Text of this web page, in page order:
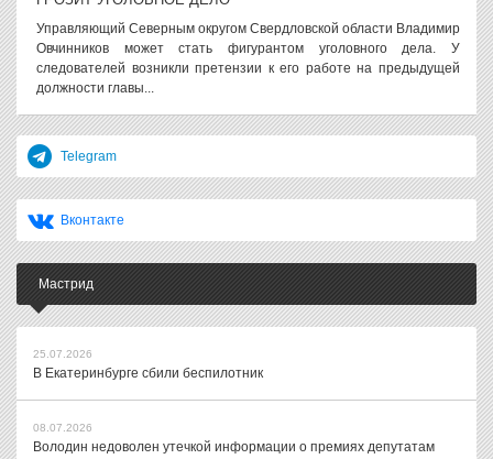
Управляющий Северным округом Свердловской области Владимир
Овчинников может стать фигурантом уголовного дела. У
следователей возникли претензии к его работе на предыдущей
должности главы...
Telegram
Вконтакте
Мастрид
25.07.2026
В Екатеринбурге сбили беспилотник
08.07.2026
Володин недоволен утечкой информации о премиях депутатам